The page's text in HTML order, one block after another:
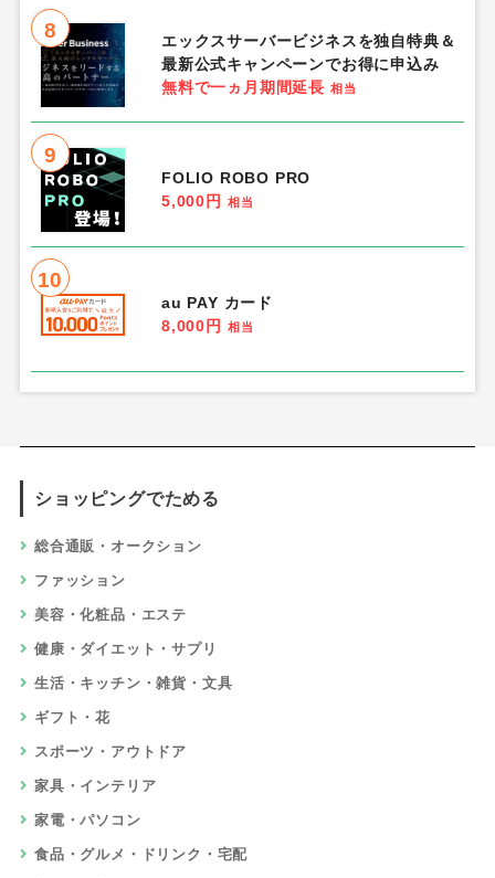
8
エックスサーバービジネスを独自特典＆
最新公式キャンペーンでお得に申込み
無料で一ヵ月期間延長 相当
9
FOLIO ROBO PRO
5,000円
相当
10
au PAY カード
8,000円
相当
ショッピングでためる
総合通販・オークション
ファッション
美容・化粧品・エステ
健康・ダイエット・サプリ
生活・キッチン・雑貨・文具
ギフト・花
スポーツ・アウトドア
家具・インテリア
家電・パソコン
食品・グルメ・ドリンク・宅配